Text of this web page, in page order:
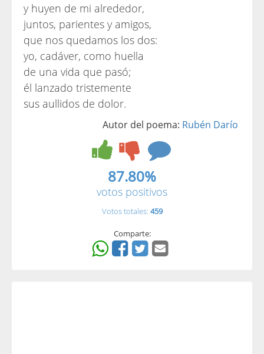
y huyen de mi alrededor,
juntos, parientes y amigos,
que nos quedamos los dos:
yo, cadáver, como huella
de una vida que pasó;
él lanzado tristemente
sus aullidos de dolor.
Autor del poema: Rubén Darío
87.80%
votos positivos
Votos totales: 459
Comparte: